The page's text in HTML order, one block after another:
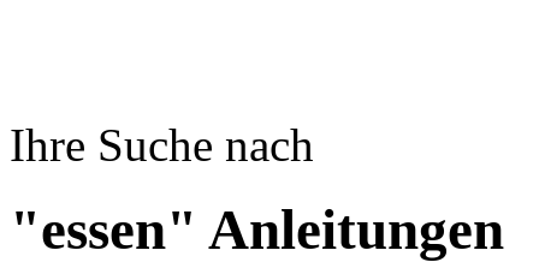
Ihre Suche nach
"essen" Anleitungen